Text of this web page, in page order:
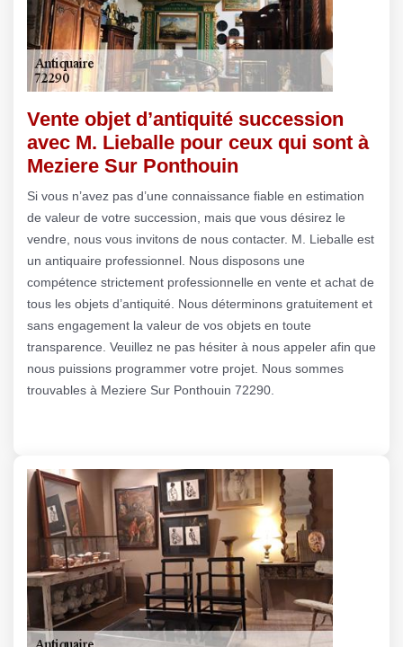
Vente objet d’antiquité succession
avec M. Lieballe pour ceux qui sont à
Meziere Sur Ponthouin
Si vous n’avez pas d’une connaissance fiable en estimation
de valeur de votre succession, mais que vous désirez le
vendre, nous vous invitons de nous contacter. M. Lieballe est
un antiquaire professionnel. Nous disposons une
compétence strictement professionnelle en vente et achat de
tous les objets d’antiquité. Nous déterminons gratuitement et
sans engagement la valeur de vos objets en toute
transparence. Veuillez ne pas hésiter à nous appeler afin que
nous puissions programmer votre projet. Nous sommes
trouvables à Meziere Sur Ponthouin 72290.